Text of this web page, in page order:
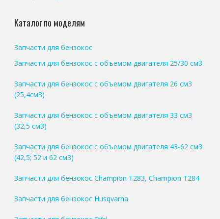
Каталог по моделям
Запчасти для бензокос
Запчасти для бензокос с объемом двигателя 25/30 см3
Запчасти для бензокос с объемом двигателя 26 см3
(25,4см3)
Запчасти для бензокос с объемом двигателя 33 см3
(32,5 см3)
Запчасти для бензокос с объемом двигателя 43-62 см3
(42,5; 52 и 62 см3)
Запчасти для бензокос Champion T283, Champion T284
Запчасти для бензокос Husqvarna